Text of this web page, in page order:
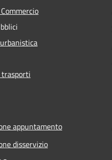
appuntamento
disservizio